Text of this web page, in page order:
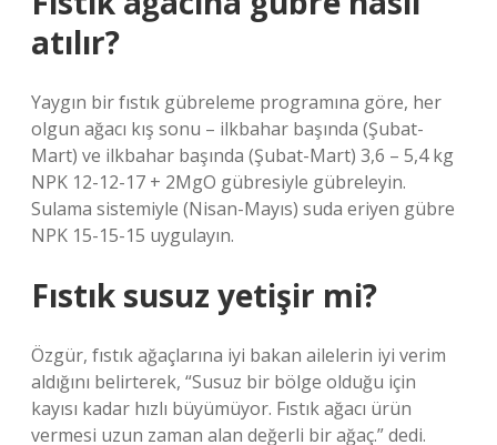
atılır?
Yaygın bir fıstık gübreleme programına göre, her
olgun ağacı kış sonu – ilkbahar başında (Şubat-
Mart) ve ilkbahar başında (Şubat-Mart) 3,6 – 5,4 kg
NPK 12-12-17 + 2MgO gübresiyle gübreleyin.
Sulama sistemiyle (Nisan-Mayıs) suda eriyen gübre
NPK 15-15-15 uygulayın.
Fıstık susuz yetişir mi?
Özgür, fıstık ağaçlarına iyi bakan ailelerin iyi verim
aldığını belirterek, “Susuz bir bölge olduğu için
kayısı kadar hızlı büyümüyor. Fıstık ağacı ürün
vermesi uzun zaman alan değerli bir ağaç.” dedi.